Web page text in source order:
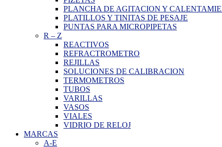
PLANCHA DE AGITACION Y
PLATILLOS Y TINITAS DE PESAJE
PUNTAS PARA MICROPIPETAS
R – Z
REACTIVOS
REFRACTROMETRO
REJILLAS
SOLUCIONES DE CALIBRACION
TERMOMETROS
TUBOS
VARILLAS
VASOS
VIALES
VIDRIO DE RELOJ
MARCAS
A-E